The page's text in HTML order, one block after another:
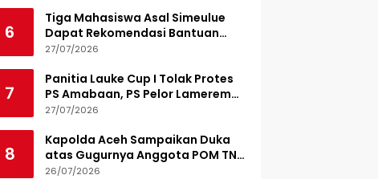
6
Tiga Mahasiswa Asal Simeulue
Dapat Rekomendasi Bantuan
Pendidikan dari Jamaluddin
27/07/2026
7
Panitia Lauke Cup I Tolak Protes
PS Amabaan, PS Pelor Lamerem
Menang WO 3-0
27/07/2026
8
Kapolda Aceh Sampaikan Duka
atas Gugurnya Anggota POM TNI
Saat Bantu Kejar Bandar Narkoba
26/07/2026